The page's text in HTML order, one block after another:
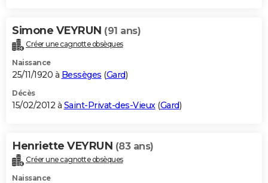
Simone VEYRUN (91 ans)
Créer une cagnotte obsèques
Naissance
25/11/1920 à Bessèges (Gard)
Décès
15/02/2012 à Saint-Privat-des-Vieux(Gard)
Henriette VEYRUN (83 ans)
Créer une cagnotte obsèques
Naissance